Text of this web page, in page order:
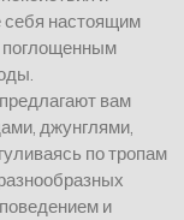
себя настоящим
поглощенным
вам
джунглями,
по тропам
и